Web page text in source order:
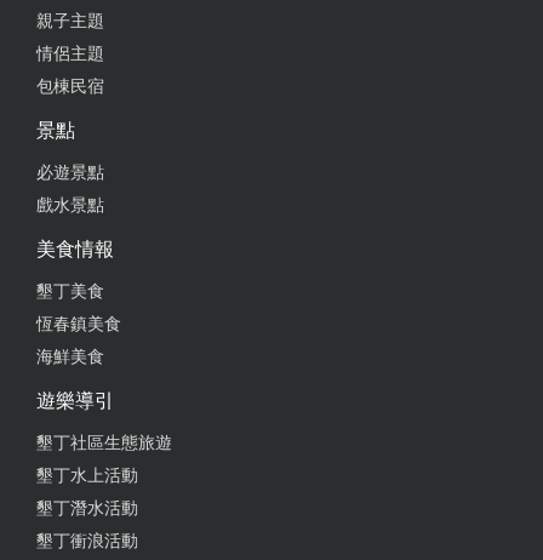
親子主題
情侶主題
包棟民宿
景點
必遊景點
戲水景點
美食情報
墾丁美食
恆春鎮美食
海鮮美食
遊樂導引
墾丁社區生態旅遊
墾丁水上活動
墾丁潛水活動
墾丁衝浪活動